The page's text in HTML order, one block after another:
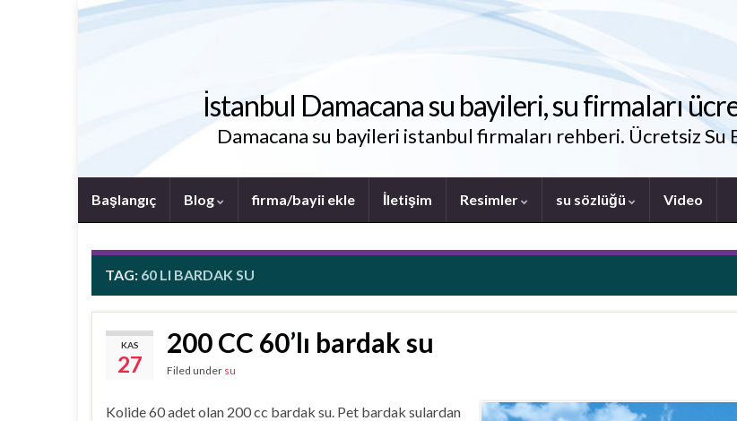
İstanbul Damacana su bayileri, su firmaları
Damacana su bayileri istanbul firmaları rehberi. Ücretsiz Su
Başlangıç Blog firma/bayii ekle İletişim Resimler su sözlüğü Video
TAG: 60 LI BARDAK SU
KAS
27
200 CC 60’lı bardak su
Filed under su
Kolide 60 adet olan 200 cc bardak su. Pet bardak sulardan